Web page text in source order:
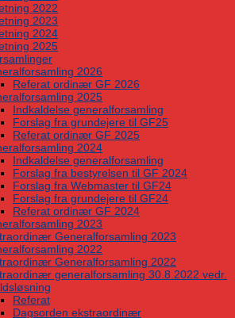
2022
2023
2024
2025
2026
Referat ordinær GF 2026
2025
Indkaldelse generalforsamling
Forslag fra grundejere til GF25
Referat ordinær GF 2025
2024
Indkaldelse generalforsamling
Forslag fra bestyrelsen til GF 2024
Forslag fra Webmaster til GF24
Forslag fra grundejere til GF24
Referat ordinær GF 2024
2023
Generalforsamling 2023
2022
Generalforsamling 2022
generalforsamling 30.8.2022 vedr.
Referat
Dagsorden ekstraordinær